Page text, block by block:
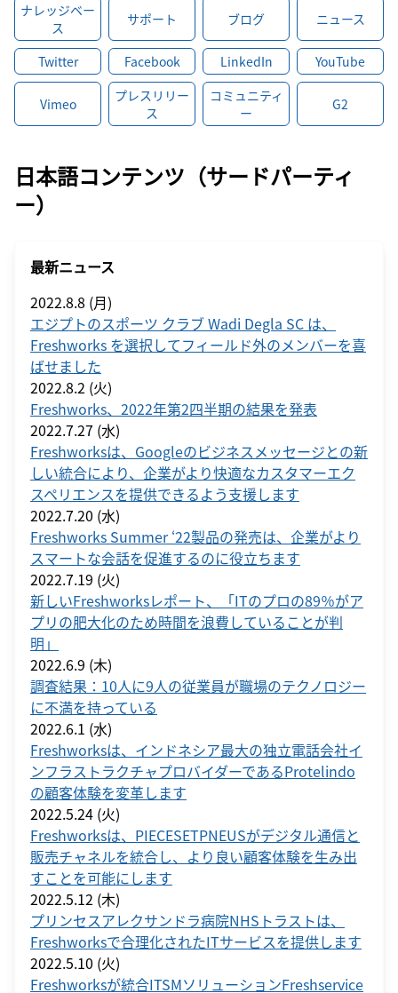
ナレッジベー
ス
サポート ブログ ニュース
Twitter Facebook LinkedIn YouTube
Vimeo
プレスリリー
ス
コミュニティ
ー
G2
日本語コンテンツ（サードパーティ
ー）
最新ニュース
2022.8.8 (月)
エジプトのスポーツ クラブ Wadi Degla SC は、
Freshworks を選択してフィールド外のメンバーを喜
ばせました
2022.8.2 (火)
Freshworks、2022年第2四半期の結果を発表
2022.7.27 (水)
Freshworksは、Googleのビジネスメッセージとの新
しい統合により、企業がより快適なカスタマーエク
スペリエンスを提供できるよう支援します
2022.7.20 (水)
Freshworks Summer ‘22製品の発売は、企業がより
スマートな会話を促進するのに役立ちます
2022.7.19 (火)
新しいFreshworksレポート、「ITのプロの89％がア
プリの肥大化のため時間を浪費していることが判
明」
2022.6.9 (木)
調査結果：10人に9人の従業員が職場のテクノロジー
に不満を持っている
2022.6.1 (水)
Freshworksは、インドネシア最大の独立電話会社イ
ンフラストラクチャプロバイダーであるProtelindo
の顧客体験を変革します
2022.5.24 (火)
Freshworksは、PIECESETPNEUSがデジタル通信と
販売チャネルを統合し、より良い顧客体験を生み出
すことを可能にします
2022.5.12 (木)
プリンセスアレクサンドラ病院NHSトラストは、
Freshworksで合理化されたITサービスを提供します
2022.5.10 (火)
Freshworksが統合ITSMソリューションFreshservice